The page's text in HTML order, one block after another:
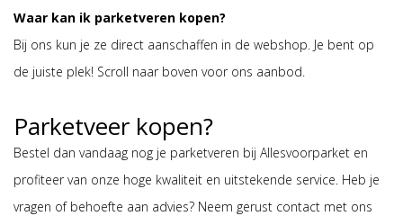
Waar kan ik parketveren kopen?
Bij ons kun je ze direct aanschaffen in de webshop. Je bent op
de juiste plek! Scroll naar boven voor ons aanbod.
Parketveer kopen?
Bestel dan vandaag nog je parketveren bij Allesvoorparket en
profiteer van onze hoge kwaliteit en uitstekende service. Heb je
vragen of behoefte aan advies? Neem gerust contact met ons